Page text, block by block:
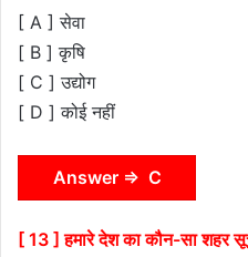
[ A ] सेवा
[ B ] कृषि
[ C ] उद्योग
[ D ] कोई नहीं
Answer ⇒ C
[ 13 ] हमारे देश का कौन-सा शहर